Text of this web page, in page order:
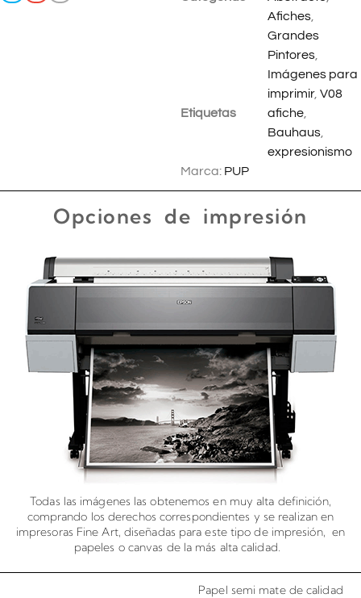
Afiches
Grandes
Pintores
Imágenes para
imprimir, V08
Etiquetas
afiche
Bauhaus
expresionismo
Marca: PUP
Opciones de impresión
Todas las imágenes las obtenemos en muy alta definición,
comprando los derechos correspondientes y se realizan en
impresoras Fine Art, diseñadas para este tipo de impresión, en
papeles o canvas de la más alta calidad.
Papel semi mate de calidad